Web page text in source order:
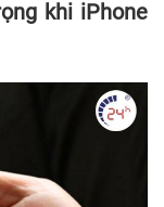
khi iPhone